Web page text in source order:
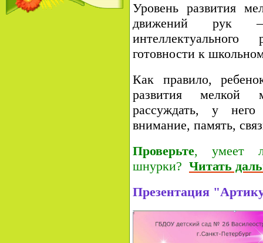
Уровень развития
движений рук
готовности к
Как правило,
развития мелкой
рассуждать, у него
внимание, память,
Проверьте, умеет
шнурки? Читать
Презентация